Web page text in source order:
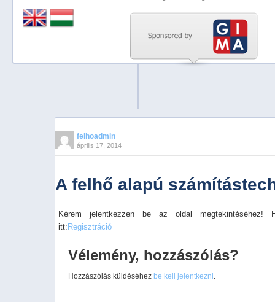
felhoadmin
április 17, 2014
A felhő alapú
Kérem jelentkezzen be az oldal megtekintéséhez!
itt: Regisztráció
Vélemény, hozzászólás?
Hozzászólás küldéséhez be kell jelentkezni.